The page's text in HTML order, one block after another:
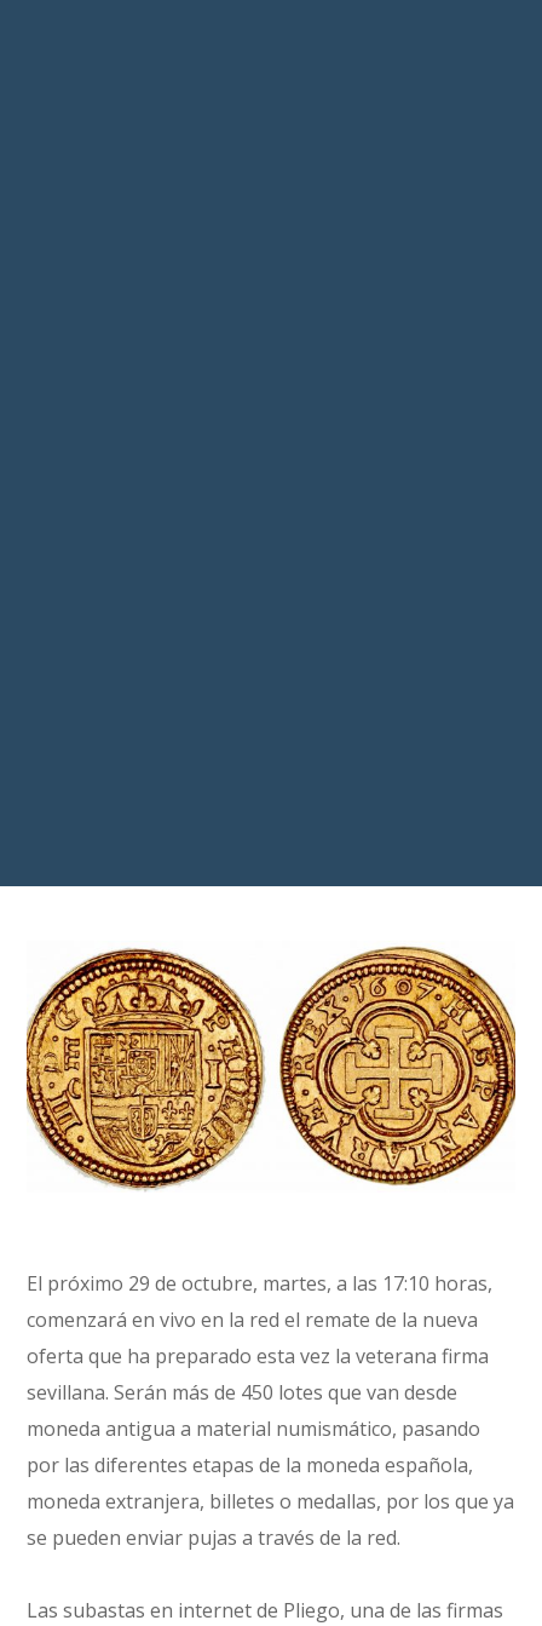
El próximo 29 de octubre, martes, a las 17:10 horas,
comenzará en vivo en la red el remate de la nueva
oferta que ha preparado esta vez la veterana firma
sevillana. Serán más de 450 lotes que van desde
moneda antigua a material numismático, pasando
por las diferentes etapas de la moneda española,
moneda extranjera, billetes o medallas, por los que ya
se pueden enviar pujas a través de la red.
Las subastas en internet de Pliego, una de las firmas